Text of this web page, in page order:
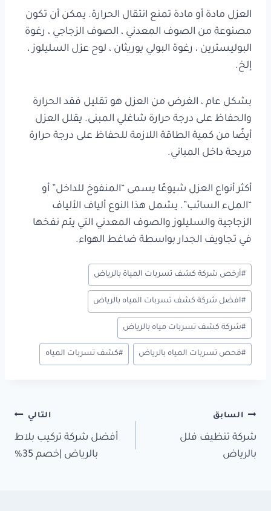
العزل مادة أو مادة تمنع انتقال الحرارة. يمكن أن تكون
مصنوعة من الصوف المعدني ، الصوف الزجاجي ، رغوة
البوليسترين ، رغوة البولي يوريثان ، لوح عزل السليلوز ،
إلخ.
بشكل عام ، الغرض من العزل هو تقليل فقد الحرارة
والحفاظ على درجة حرارة شاغلي المبنى. يقلل العزل
أيضًا من كمية الطاقة اللازمة للحفاظ على درجة حرارة
مريحة داخل المباني.
أكثر أنواع العزل شيوعًا يسمى “المنفوخ للداخل” أو
“الملء السائب”. يشمل هذا النوع ألياف الألياف
الزجاجية والسليلوز والصوف المعدني التي يتم نفخها
في تجاويف الجدار بواسطة ضاغط الهواء.
وسوم
المقال:
#أرخص شركة كشف تسربات المياة بالرياض
#افضل شركة كشف تسربات المياه بالرياض
#شركة كشف تسربات مياه بالرياض
#فحص تسربات المياه بالرياض #كشف تسربات المياه
تصفّح
المقالات
السابق
شركة تنظيف فلل
بالرياض
التالي
أفضل شركة تركيب بلاط
بالرياض |خصم 35%